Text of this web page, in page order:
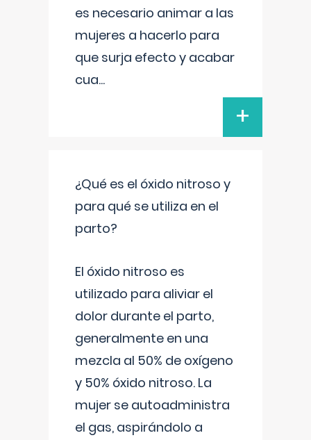
es necesario animar a las
mujeres a hacerlo para
que surja efecto y acabar
cua...
+
¿Qué es el óxido nitroso y
para qué se utiliza en el
parto?
El óxido nitroso es
utilizado para aliviar el
dolor durante el parto,
generalmente en una
mezcla al 50% de oxígeno
y 50% óxido nitroso. La
mujer se autoadministra
el gas, aspirándolo a